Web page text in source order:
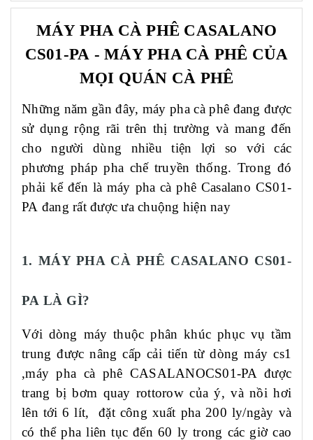
MÁY PHA CÀ PHÊ CASALANO
CS01-PA - MÁY PHA CÀ PHÊ CỦA
MỌI QUÁN CÀ PHÊ
Những năm gần đây, máy pha cà phê đang được
sử dụng rộng rãi trên thị trường và mang đến
cho người dùng nhiều tiện lợi so với các
phương pháp pha chế truyền thống. Trong đó
phải kể đến là máy pha cà phê Casalano CS01-
PA đang rất được ưa chuộng hiện nay
1. MÁY PHA CÀ PHÊ CASALANO CS01-
PA LÀ GÌ?
Với dòng máy thuộc phân khúc phục vụ tầm
trungđược nâng cấp cải tiến từ dòng máy cs1
,máy pha cà phê CASALANOCS01-PA được
trang bị bơm quay rottorow của ý, và nồi hơi
lên tới 6 lít,
đặt công xuất pha 200 ly/ngày và
có thể pha liên tục đến60 ly trong các giờ cao